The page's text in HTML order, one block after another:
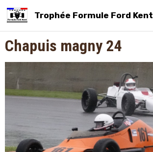
Trophée Formule Ford Kent
Chapuis magny 24